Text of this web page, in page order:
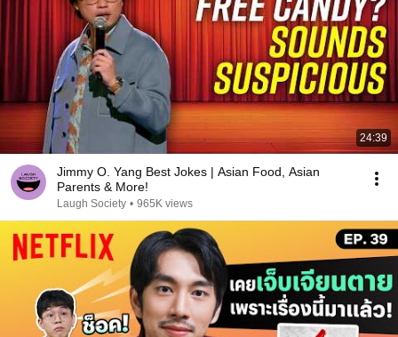
24:39
Jimmy O. Yang Best Jokes | Asian Food, Asian
Parents & More!
Laugh Society • 965K views